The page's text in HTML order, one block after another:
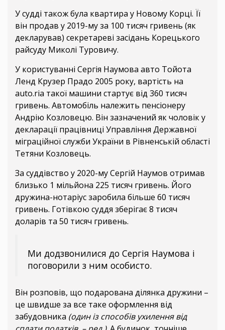
У судді також була квартира у Новому Корці. Її
він продав у 2019-му за 100 тисяч гривень (як
декларував) секретареві засідань Корецького
райсуду Миколі Туровичу.
У користуванні Сергія Наумова авто Тойота
Ленд Крузер Прадо 2005 року, вартість на
auto.ria такої машини стартує від 360 тисяч
гривень. Автомобіль належить пенсіонеру
Андрію Козловецю. Він зазначений як чоловік у
декларації працівниці Управління Державної
міграційної служби України в Рівненській області
Тетяни Козловець.
За суддівство у 2020-му Сергій Наумов отримав
близько 1 мільйона 225 тисяч гривень. Його
дружина-нотаріус заробила більше 60 тисяч
гривень. Готівкою суддя зберігає 8 тисяч
доларів та 50 тисяч гривень.
Ми додзвонилися до Сергія Наумова і
поговорили з ним особисто.
Він розповів, що подарована ділянка дружини –
це швидше за все таке оформлення від
забудовника (один із способів ухилення від